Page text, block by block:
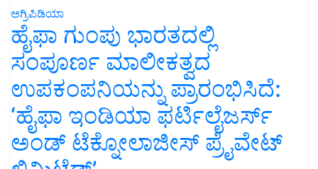
ಅಗ್ರಿಪಿಡಿಯಾ
ಹೈಫಾ ಗುಂಪು ಭಾರತದಲ್ಲಿ
ಸಂಪೂರ್ಣ ಮಾಲೀಕತ್ವದ
ಉಪಕಂಪನಿಯನ್ನು ಪ್ರಾರಂಭಿಸಿದೆ:
‘ಹೈಫಾ ಇಂಡಿಯಾ ಫರ್ಟಿಲೈಜರ್ಸ್
ಅಂಡ್ ಟೆಕ್ನೋಲಾಜೀಸ್ ಪ್ರೈವೇಟ್